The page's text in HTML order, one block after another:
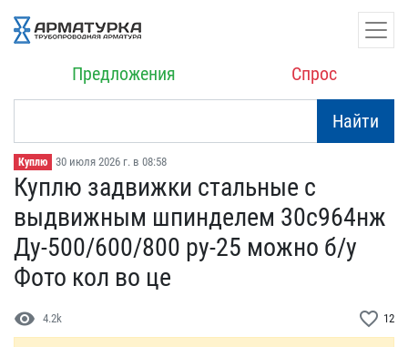
Предложения Спрос
Найти
Куплю 30 июля 2026 г. в 08:58
Куплю задвижки стальные ​с
выдвижным шпинделем 30​с964нж
Ду-500/600/800 ру​-25 можно б/у
Фото кол в​о це
visibility 4.2k favorite_border 12